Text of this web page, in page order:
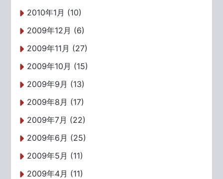
2010年1月 (10)
2009年12月 (6)
2009年11月 (27)
2009年10月 (15)
2009年9月 (13)
2009年8月 (17)
2009年7月 (22)
2009年6月 (25)
2009年5月 (11)
2009年4月 (11)